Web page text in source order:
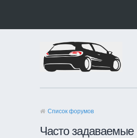
Список форумов
Часто задаваемые